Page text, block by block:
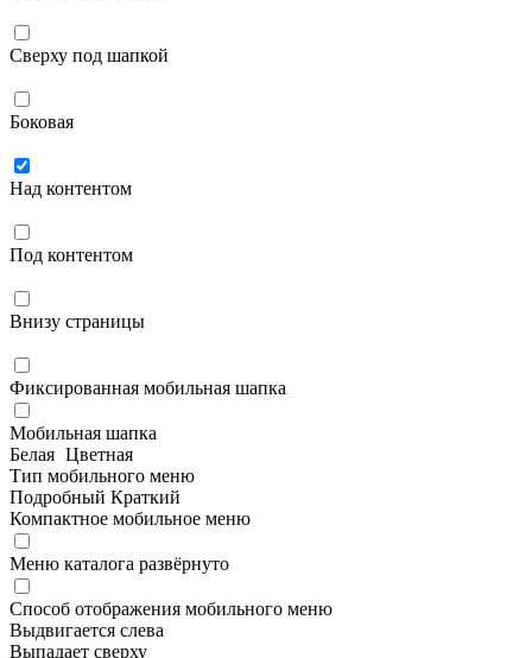
Сверху под шапкой
Боковая
Над контентом
Под контентом
Внизу страницы
Фиксированная мобильная шапка
Мобильная шапка
Белая Цветная
Тип мобильного меню
Подробный Краткий
Компактное мобильное меню
Меню каталога развёрнуто
Способ отображения мобильного меню
Выдвигается слева
Выпадает сверху